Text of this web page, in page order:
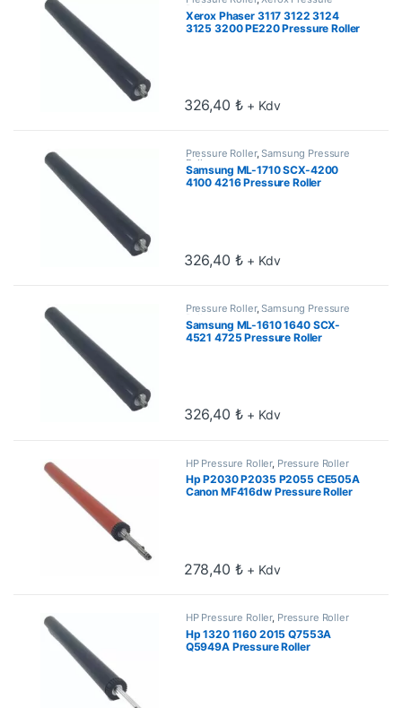
Xerox Phaser 3117 3122 3124
3125 3200 PE220 Pressure Roller
326,40 ₺ + Kdv
Pressure Roller,Samsung Pressure
Roller
Samsung ML-1710 SCX-4200
4100 4216 Pressure Roller
326,40 ₺ + Kdv
Pressure Roller,Samsung Pressure
Roller
Samsung ML-1610 1640 SCX-
4521 4725 Pressure Roller
326,40 ₺ + Kdv
HP Pressure Roller, Pressure Roller
Hp P2030 P2035 P2055 CE505A
Canon MF416dw Pressure Roller
278,40 ₺ + Kdv
HP Pressure Roller, Pressure Roller
Hp 1320 1160 2015 Q7553A
Q5949A Pressure Roller